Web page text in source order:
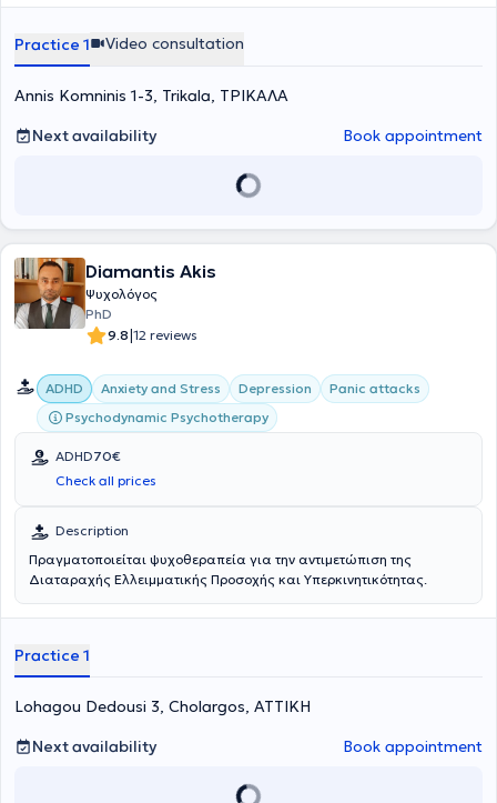
διάρκεια της επίσκεψης ο θεραπευόμενος θα πρέπει να
ιατρικών εξετάσεων σε περίπτωση που υπάρχουν.
Practice 1 Video consultation
Annis Komninis 1-3, Trikala, ΤΡΙΚΑΛΑ
Next availability
Book appointment
Diamantis Akis
Ψυχολόγος
PhD
9.8|12 reviews
ADHD Anxiety and Stress Depression
Panic attacks
Psychodynamic Psychotherapy
ADHD70€
Check all prices
Description
Πραγματοποιείται ψυχοθεραπεία για την αντιμετώπιση της
Διαταραχής Ελλειμματικής Προσοχής και Υπερκινητικότητας.
Practice 1
Lohagou Dedousi 3, Cholargos, ΑΤΤΙΚΗ
Next availability
Book appointment